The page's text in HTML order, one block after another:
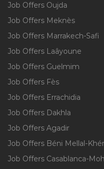
Job Offers Oujda
Job Offers Meknès
Job Offers Marrakech-Safi
Job Offers Laâyoune
Job Offers Guelmim
Job Offers Fès
Job Offers Errachidia
Job Offers Dakhla
Job Offers Agadir
Job Offers Béni Mellal-
Job Offers Casablanca-